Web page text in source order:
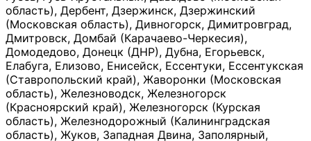
область), Дербент, Дзержинск, Дзержинский
(Московская область), Дивногорск, Димитровград,
Дмитровск, Домбай (Карачаево-Черкесия),
Домодедово, Донецк (ДНР), Дубна, Егорьевск,
Елабуга, Елизово, Енисейск, Ессентуки, Ессентукская
(Ставропольский край), Жаворонки (Московская
область), Железноводск, Железногорск
(Красноярский край), Железногорск (Курская
область), Железнодорожный (Калининградская
область), Жуков, Западная Двина, Заполярный,